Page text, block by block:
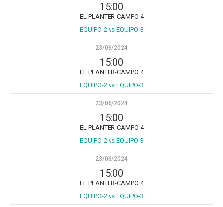
15:00
EL PLANTER-CAMPO 4
EQUIPO-2 vs EQUIPO-3
23/06/2024
15:00
EL PLANTER-CAMPO 4
EQUIPO-2 vs EQUIPO-3
23/06/2024
15:00
EL PLANTER-CAMPO 4
EQUIPO-2 vs EQUIPO-3
23/06/2024
15:00
EL PLANTER-CAMPO 4
EQUIPO-2 vs EQUIPO-3